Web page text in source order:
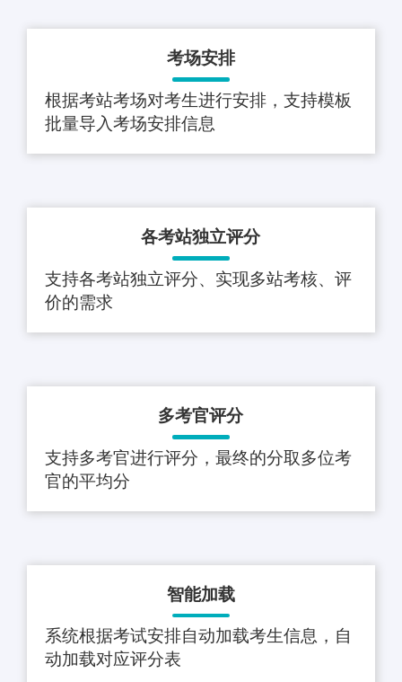
考场安排
根据考站考场对考生进行安排，支持模板
批量导入考场安排信息
各考站独立评分
支持各考站独立评分、实现多站考核、评
价的需求
多考官评分
支持多考官进行评分，最终的分取多位考
官的平均分
智能加载
系统根据考试安排自动加载考生信息，自
动加载对应评分表